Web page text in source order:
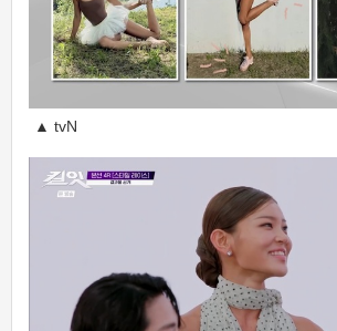
▲ tvN